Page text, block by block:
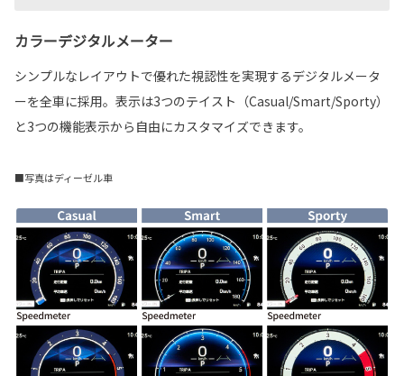
カラーデジタルメーター
シンプルなレイアウトで優れた視認性を実現するデジタルメータ
ーを全車に採用。表示は3つのテイスト（Casual/Smart/Sporty）
と3つの機能表示から自由にカスタマイズできます。
■写真はディーゼル車